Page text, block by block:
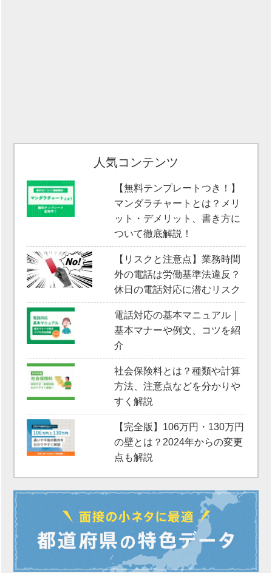
人気コンテンツ
【無料テンプレートつき！】
マンダラチャートとは？メリ
ット・デメリット、書き方に
ついて徹底解説！
【リスクと注意点】業務時間
外の電話は労働基準法違反？
休日の電話対応に潜むリスク
電話対応の基本マニュアル｜
基本マナーや例文、コツを紹
介
社会保険料とは？種類や計算
方法、注意点などを分かりや
すく解説
【完全版】106万円・130万円
の壁とは？2024年からの変更
点も解説